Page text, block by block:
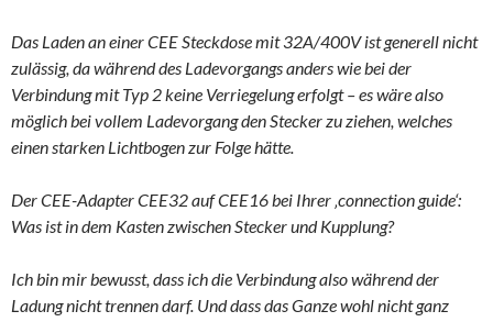
Das Laden an einer CEE Steckdose mit 32A/400V ist generell nicht
zulässig, da während des Ladevorgangs anders wie bei der
Verbindung mit Typ 2 keine Verriegelung erfolgt – es wäre also
möglich bei vollem Ladevorgang den Stecker zu ziehen, welches
einen starken Lichtbogen zur Folge hätte.
Der CEE-Adapter CEE32 auf CEE16 bei Ihrer ‚connection guide‘:
Was ist in dem Kasten zwischen Stecker und Kupplung?
Ich bin mir bewusst, dass ich die Verbindung also während der
Ladung nicht trennen darf. Und dass das Ganze wohl nicht ganz